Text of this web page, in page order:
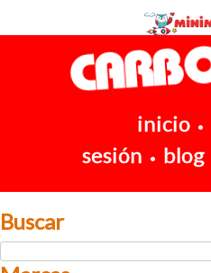
inicio •
sesión • blog
Buscar